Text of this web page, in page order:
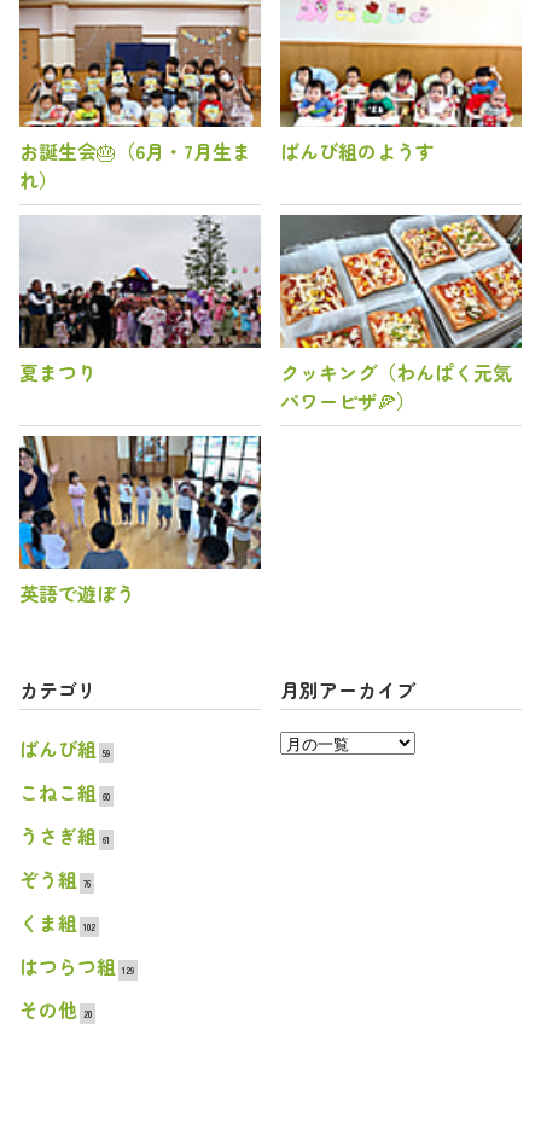
お誕生会🎂（6月・7月生ま
れ）
ばんび組のようす
夏まつり
クッキング（わんぱく元気
パワーピザ🍕）
英語で遊ぼう
カテゴリ
ばんび組 59
こねこ組 60
うさぎ組 61
ぞう組 76
くま組 102
はつらつ組 129
その他 20
月別アーカイブ